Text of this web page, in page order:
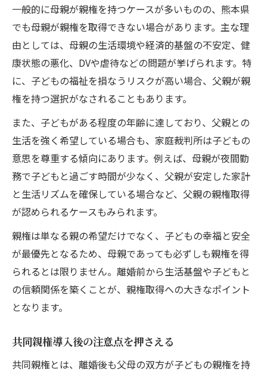
一般的に母親が親権を持つケースが多いものの、熊本県
でも母親が親権を取得できない場合があります。主な理
由としては、母親の生活環境や経済的基盤の不安定、健
康状態の悪化、DVや虐待などの問題が挙げられます。特
に、子どもの福祉を損なうリスクが高い場合、父親が親
権を持つ選択がなされることもあります。
また、子どもがある程度の年齢に達しており、父親との
生活を強く希望している場合も、家庭裁判所は子どもの
意思を尊重する傾向にあります。例えば、母親が夜間勤
務で子どもと過ごす時間が少なく、父親が安定した家計
と生活リズムを確保している場合など、父親の親権取得
が認められるケースもみられます。
親権は単なる親の希望だけでなく、子どもの幸福と安全
が最優先となるため、母親であっても必ずしも親権を得
られるとは限りません。離婚前から生活基盤や子どもと
の信頼関係を築くことが、親権取得への大きなポイント
となります。
共同親権導入後の注意点を押さえる
共同親権とは、離婚後も父母の双方が子どもの親権を持